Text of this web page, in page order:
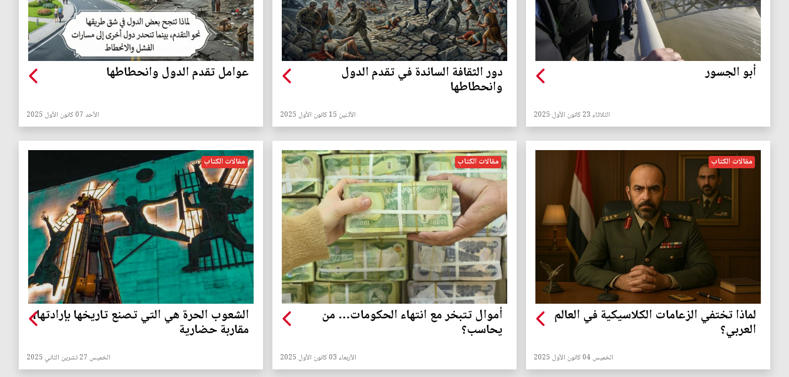
أبو الجسور
الثلاثاء 23 كانون الأول 2025
دور الثقافة السائدة في تقدم الدول
وانحطاطها
الأثنين 15 كانون الأول 2025
عوامل تقدم الدول وانحطاطها
الأحد 07 كانون الأول 2025
مقالات الكتاب
‏لماذا تختفي الزعامات الكلاسيكية في العالم
العربي؟
الخميس 04 كانون الأول 2025
مقالات الكتاب
أموال تتبخر مع انتهاء الحكومات… من
يحاسب؟
الأربعاء 03 كانون الأول 2025
مقالات الكتاب
الشعوب الحرة هي التي تصنع تاريخها بإرادتها،
مقاربة حضارية
الخميس 27 تشرين الثاني 2025